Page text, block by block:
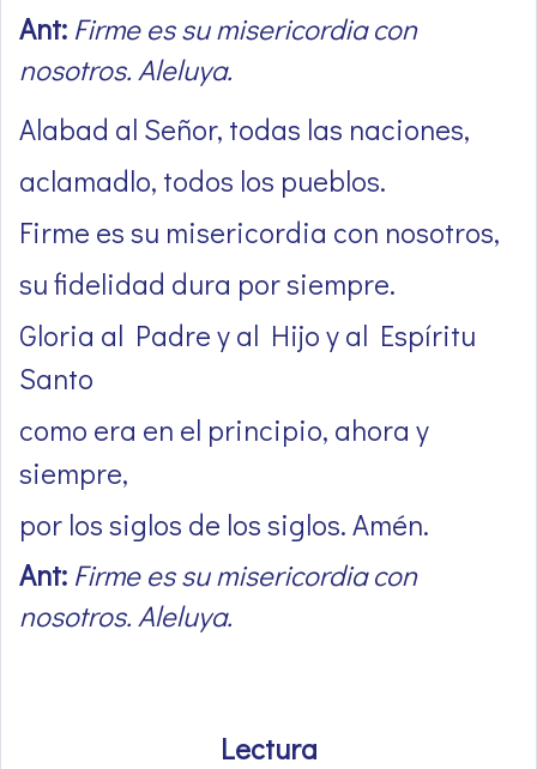
Ant: Firme es su misericordia con
nosotros. Aleluya.
Alabad al Señor, todas las naciones,
aclamadlo, todos los pueblos.
Firme es su misericordia con nosotros,
su fidelidad dura por siempre.
Gloria al Padre y al Hijo y al Espíritu
Santo
como era en el principio, ahora y
siempre,
por los siglos de los siglos. Amén.
Ant: Firme es su misericordia con
nosotros. Aleluya.
Lectura